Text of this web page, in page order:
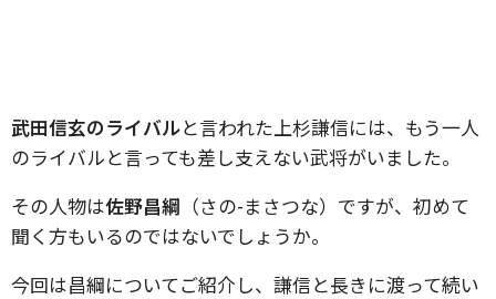
武田信玄のライバルと言われた上杉謙信には、もう一人
のライバルと言っても差し支えない武将がいました。
その人物は佐野昌綱 （さの-まさつな）ですが、初めて
聞く方もいるのではないでしょうか。
今回は昌綱についてご紹介し、謙信と長きに渡って続い